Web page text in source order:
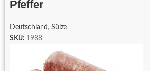
Pfeffer
Deutschland , Sülze
SKU: 1988